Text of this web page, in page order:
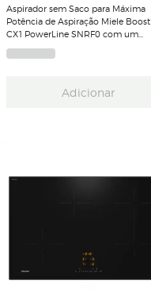
Aspirador sem Saco para Máxima
Potência de Aspiração Miele Boost
CX1 PowerLine SNRF0 com um
Design Compacto - Branco Lótus
Adicionar